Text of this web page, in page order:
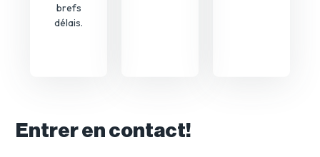
brefs
délais.
Entrer en contact!